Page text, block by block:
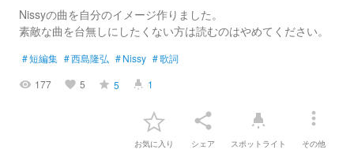
Nissyの曲を自分のイメージ作りました。
素敵な曲を台無しにしたくない方は読むのはやめてください。
#短編集 #西島隆弘 #Nissy #歌詞
visibility 177 favorite 5 grade 5 highlight 1
お気に入り
share
シェア
highlight
スポットライト
more_vert
その他